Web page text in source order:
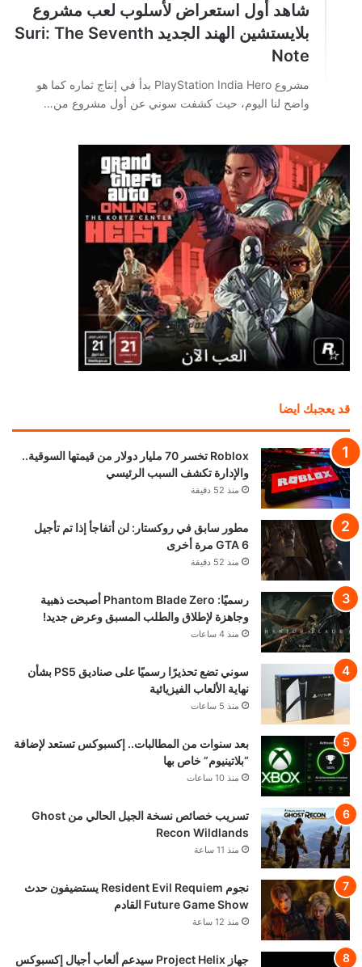
شاهد أول استعراض لأسلوب لعب مشروع
بلايستشين الهند الجديد Suri: The Seventh
Note
مشروع PlayStation India Hero بدأ في إنتاج ثماره كما هو
واضح لنا اليوم، حيث كشفت سوني عن أول مشروع من…
قد يعجبك ايضا
Roblox تخسر 70 مليار دولار من قيمتها السوقية..
والإدارة تكشف السبب الرئيسي
منذ 52 دقيقة
مطور سابق في روكستار: لن أتفاجأ إذا تم تأجيل
GTA 6 مرة أخرى
منذ 52 دقيقة
رسميًا: Phantom Blade Zero أصبحت ذهبية
وجاهزة لإطلاق والطلب المسبق وعرض جديد!
منذ 4 ساعات
سوني تضع تحذيرًا رسميًا على صناديق PS5 بشأن
نهاية الألعاب الفيزيائية
منذ 5 ساعات
بعد سنوات من المطالبات.. إكسبوكس تستعد لإضافة
“بلاتينيوم” خاص بها
منذ 10 ساعات
تسريب خصائص نسخة الجيل الحالي من Ghost
Recon Wildlands
منذ 11 ساعة
نجوم Resident Evil Requiem يستضيفون حدث
Future Game Show القادم
منذ 12 ساعة
جهاز Project Helix سيدعم ألعاب أجيال إكسبوكس